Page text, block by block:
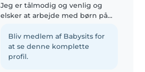
Jeg er tålmodig og venlig og
elsker at arbejde med børn på
kan tegne og spille med, og er
desuden glad for kæledyr.
Bliv medlem af Babysits for
at se denne komplette
profil.